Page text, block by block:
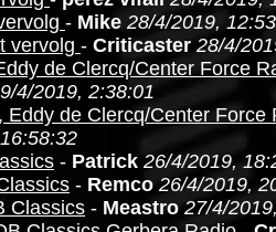
- Mike 28/4/2019,
vervolg - Criticaster 28/4/
de Clercq/Center Force
4/2019, 2:38:01
Eddy de Clercq/Center Force
- Patrick 26/4/2019,
- Remco 26/4/2019,
Classics - Meastro 27/4/